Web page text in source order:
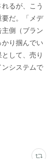
るが、こう
だ。「メデ
側（ブラン
り掴んでい
して、売り
システムで